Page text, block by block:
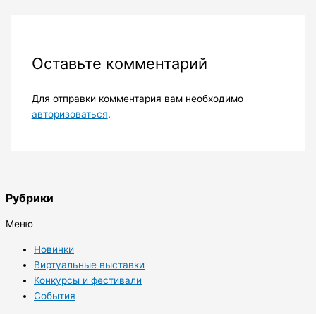
Оставьте комментарий
Для отправки комментария вам необходимо
авторизоваться.
Рубрики
Меню
Новинки
Виртуальные выставки
Конкурсы и фестивали
События